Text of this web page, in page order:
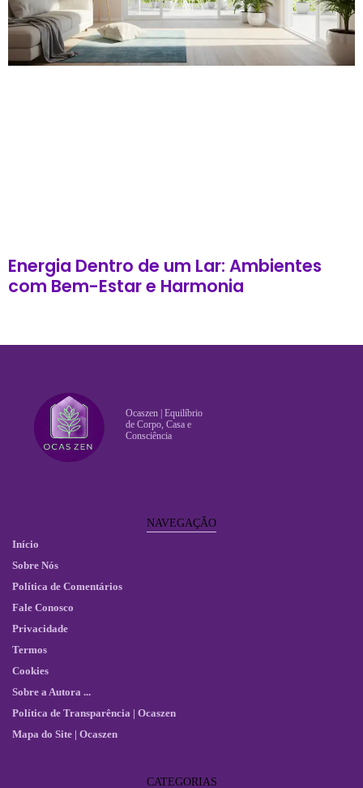
Energia Dentro de um Lar: Ambientes
com Bem-Estar e Harmonia
Ocaszen | Equilíbrio
de Corpo, Casa e
Consciência
NAVEGAÇÃO
Início
Sobre Nós
Política de Comentários
Fale Conosco
Privacidade
Termos
Cookies
Sobre a Autora ...
Política de Transparência | Ocaszen
Mapa do Site | Ocaszen
CATEGORIAS